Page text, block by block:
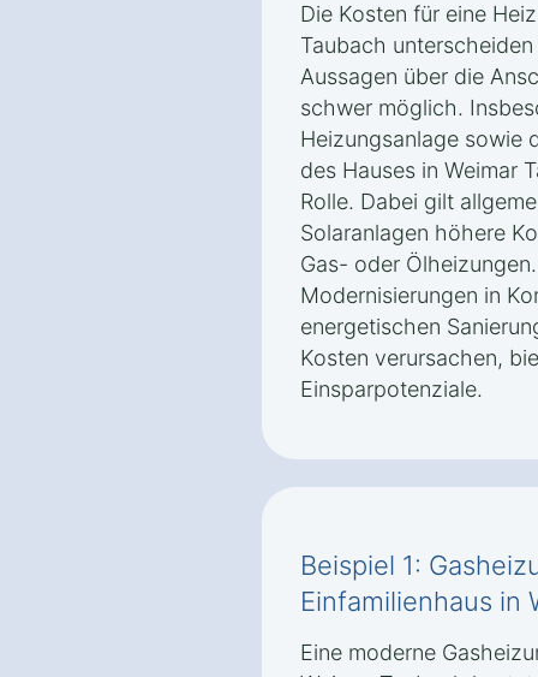
Die Kosten für eine
Taubach
Aussagen über die
schwer möglich.
Heizungsanlage sowie
des Hauses in Weimar
Rolle. Dabei gilt
Solaranlagen höhere
Gas- oder
Modernisierungen in
energetischen
Kosten verursachen,
Einsparpotenziale.
Beispiel 1:
Einfamilienhaus in
Eine moderne